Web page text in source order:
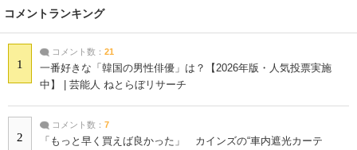
コメントランキング
1
コメント数： 21
一番好きな「韓国の男性俳優」は？【2026年版・人気投票実施
中】 | 芸能人 ねとらぼリサーチ
2
コメント数： 7
「もっと早く買えば良かった」 カインズの“車内遮光カーテ